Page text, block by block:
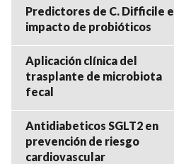
Predictores de C. Difficile e
impacto de probióticos
Aplicación clínica del
trasplante de microbiota
fecal
Antidiabeticos SGLT2 en
prevención de riesgo
cardiovascular